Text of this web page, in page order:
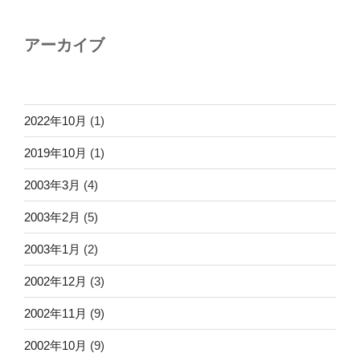
アーカイブ
2022年10月 (1)
2019年10月 (1)
2003年3月 (4)
2003年2月 (5)
2003年1月 (2)
2002年12月 (3)
2002年11月 (9)
2002年10月 (9)